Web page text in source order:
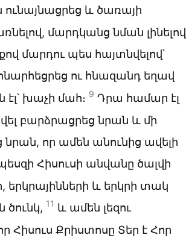
ունայնացրեց և ծառայի
մարդկանց նման լինելով
մարդու պես հայտնվելով՝
ու հնազանդ եղավ
էլ՝ խաչի մահ։ 9 Դրա համար էլ
բարձրացրեց նրան և մի
նրան, որ ամեն անունից ավելի
Հիսուսի անվանը ծալվի
երկրայինների և երկրի տակ
ծունկ, 11 և ամեն լեզու
Հիսուս Քրիստոսը Տեր է Հոր